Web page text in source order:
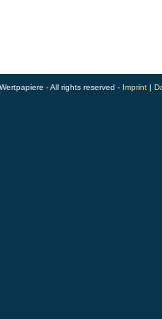
- All rights reserved - Imprint |